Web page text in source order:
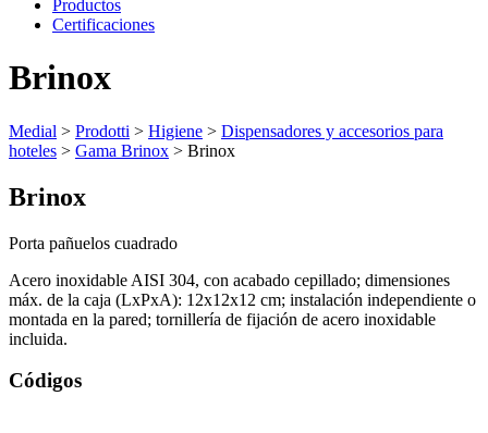
Productos
Certificaciones
Brinox
Medial > Prodotti > Higiene > Dispensadores y accesorios para
hoteles > Gama Brinox > Brinox
Brinox
Porta pañuelos cuadrado
Acero inoxidable AISI 304, con acabado cepillado; dimensiones
máx. de la caja (LxPxA): 12x12x12 cm; instalación independiente o
montada en la pared; tornillería de fijación de acero inoxidable
incluida.
Códigos